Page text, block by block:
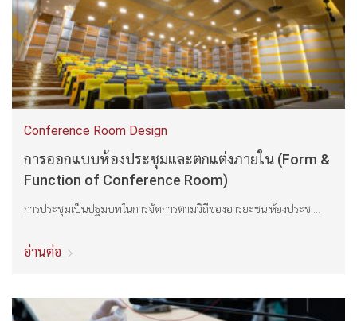
Conference Room Design
การออกแบบห้องประชุมและตกแต่งภายใน (Form &
Function of Conference Room)
การประชุมเป็นปฐมบทในการจัดการตามวิถีของอารยะชน ห้องประช ...
อ่านต่อ